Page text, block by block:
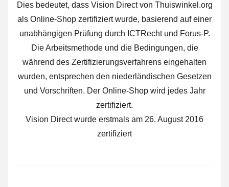
Dies bedeutet, dass Vision Direct von Thuiswinkel.org
als Online-Shop zertifiziert wurde, basierend auf einer
unabhängigen Prüfung durch ICTRecht und Forus-P.
Die Arbeitsmethode und die Bedingungen, die
während des Zertifizierungsverfahrens eingehalten
wurden, entsprechen den niederländischen Gesetzen
und Vorschriften. Der Online-Shop wird jedes Jahr
zertifiziert.
Vision Direct wurde erstmals am 26. August 2016
zertifiziert